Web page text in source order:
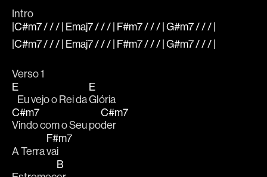
Intro
|C#m7 / / / | Emaj7 / / / | F#m7 / / / | G#m7 / / / |
|C#m7 / / / | Emaj7 / / / | F#m7 / / / | G#m7 / / / |
Verso 1
E
   Eu vejo o Rei da
E
Glória
C#m7
Vindo com o Seu po
C#m7
der
A Terra
F#m7
vai
B